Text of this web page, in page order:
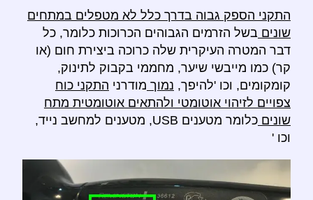
התקני הספק גבוה בדרך כלל לא מטפלים במתחים
שונים בשל הזרמים הגבוהים הכרוכות כלומר, כל
דבר המטרה העיקרית שלה כרוכה ביצירת חום (או
קר) כמו מייבשי שיער, מחממי בקבוק לתינוק,
קומקומים, וכו 'להיפך, נמוך מודרני התקני כוח
צפויים לזיהוי אוטומטי ולהתאים אוטומטית מתח
שונים
כלומר מטענים USB, מטענים למחשב נייד,
וכו '